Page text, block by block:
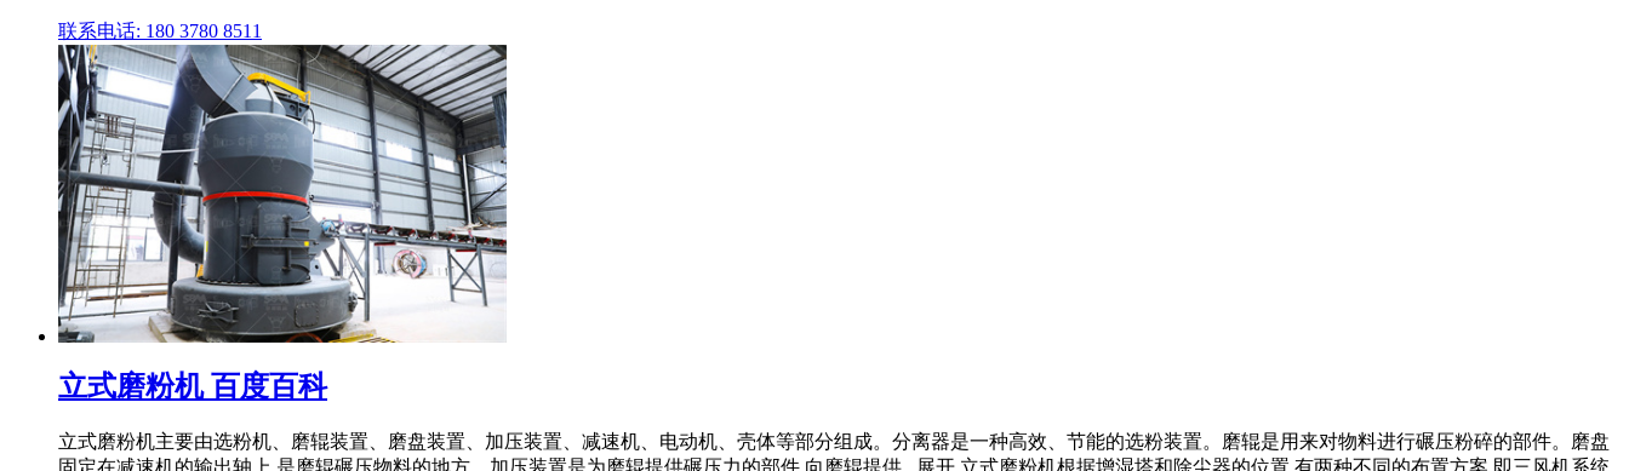
联系电话: 180 3780 8511
立式磨粉机 百度百科
立式磨粉机主要由选粉机、磨辊装置、磨盘装置、加压装置、减速机、电动机、壳体等部分组成。分离器是一种高效、节能的选粉装置。磨辊是用来对物料进行碾压粉碎的部件。磨盘
固定在减速机的输出轴上,是磨辊碾压物料的地方。加压装置是为磨辊提供碾压力的部件,向磨辊提供 . 展开 立式磨粉机根据增湿塔和除尘器的位置,有两种不同的布置方案,即三风机系统